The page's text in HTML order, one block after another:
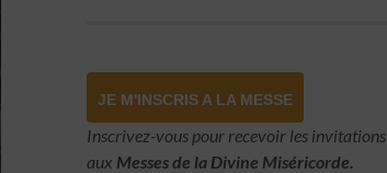
JE M'INSCRIS A LA MESSE
Inscrivez-vous pour recevoir les invitations
aux Messes de la Divine Miséricorde.